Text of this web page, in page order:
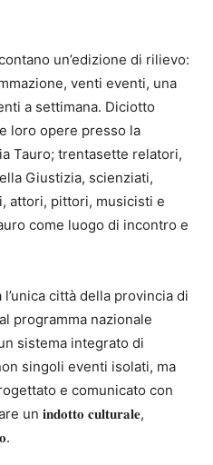
un’edizione di rilievo:
venti eventi, una
a settimana. Diciotto
loro opere presso la
Tauro; trentasette relatori,
Giustizia, scienziati,
attori, pittori, musicisti e
come luogo di incontro e
città della provincia di
programma nazionale
sistema integrato di
singoli eventi isolati, ma
e comunicato con
𝐢𝐧𝐝𝐨𝐭𝐭𝐨 𝐜𝐮𝐥𝐭𝐮𝐫𝐚𝐥𝐞,